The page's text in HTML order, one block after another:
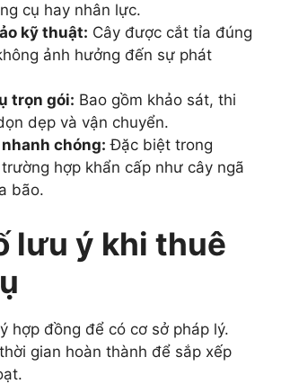
cụ hay nhân lực.
kỹ thuật: Cây được cắt tỉa đúng
ảnh hưởng đến sự phát
trọn gói: Bao gồm khảo sát, thi
dẹp và vận chuyển.
chóng: Đặc biệt trong
hợp khẩn cấp như cây ngã
bão.
lưu ý khi thuê
hợp đồng để có cơ sở pháp lý.
gian hoàn thành để sắp xếp